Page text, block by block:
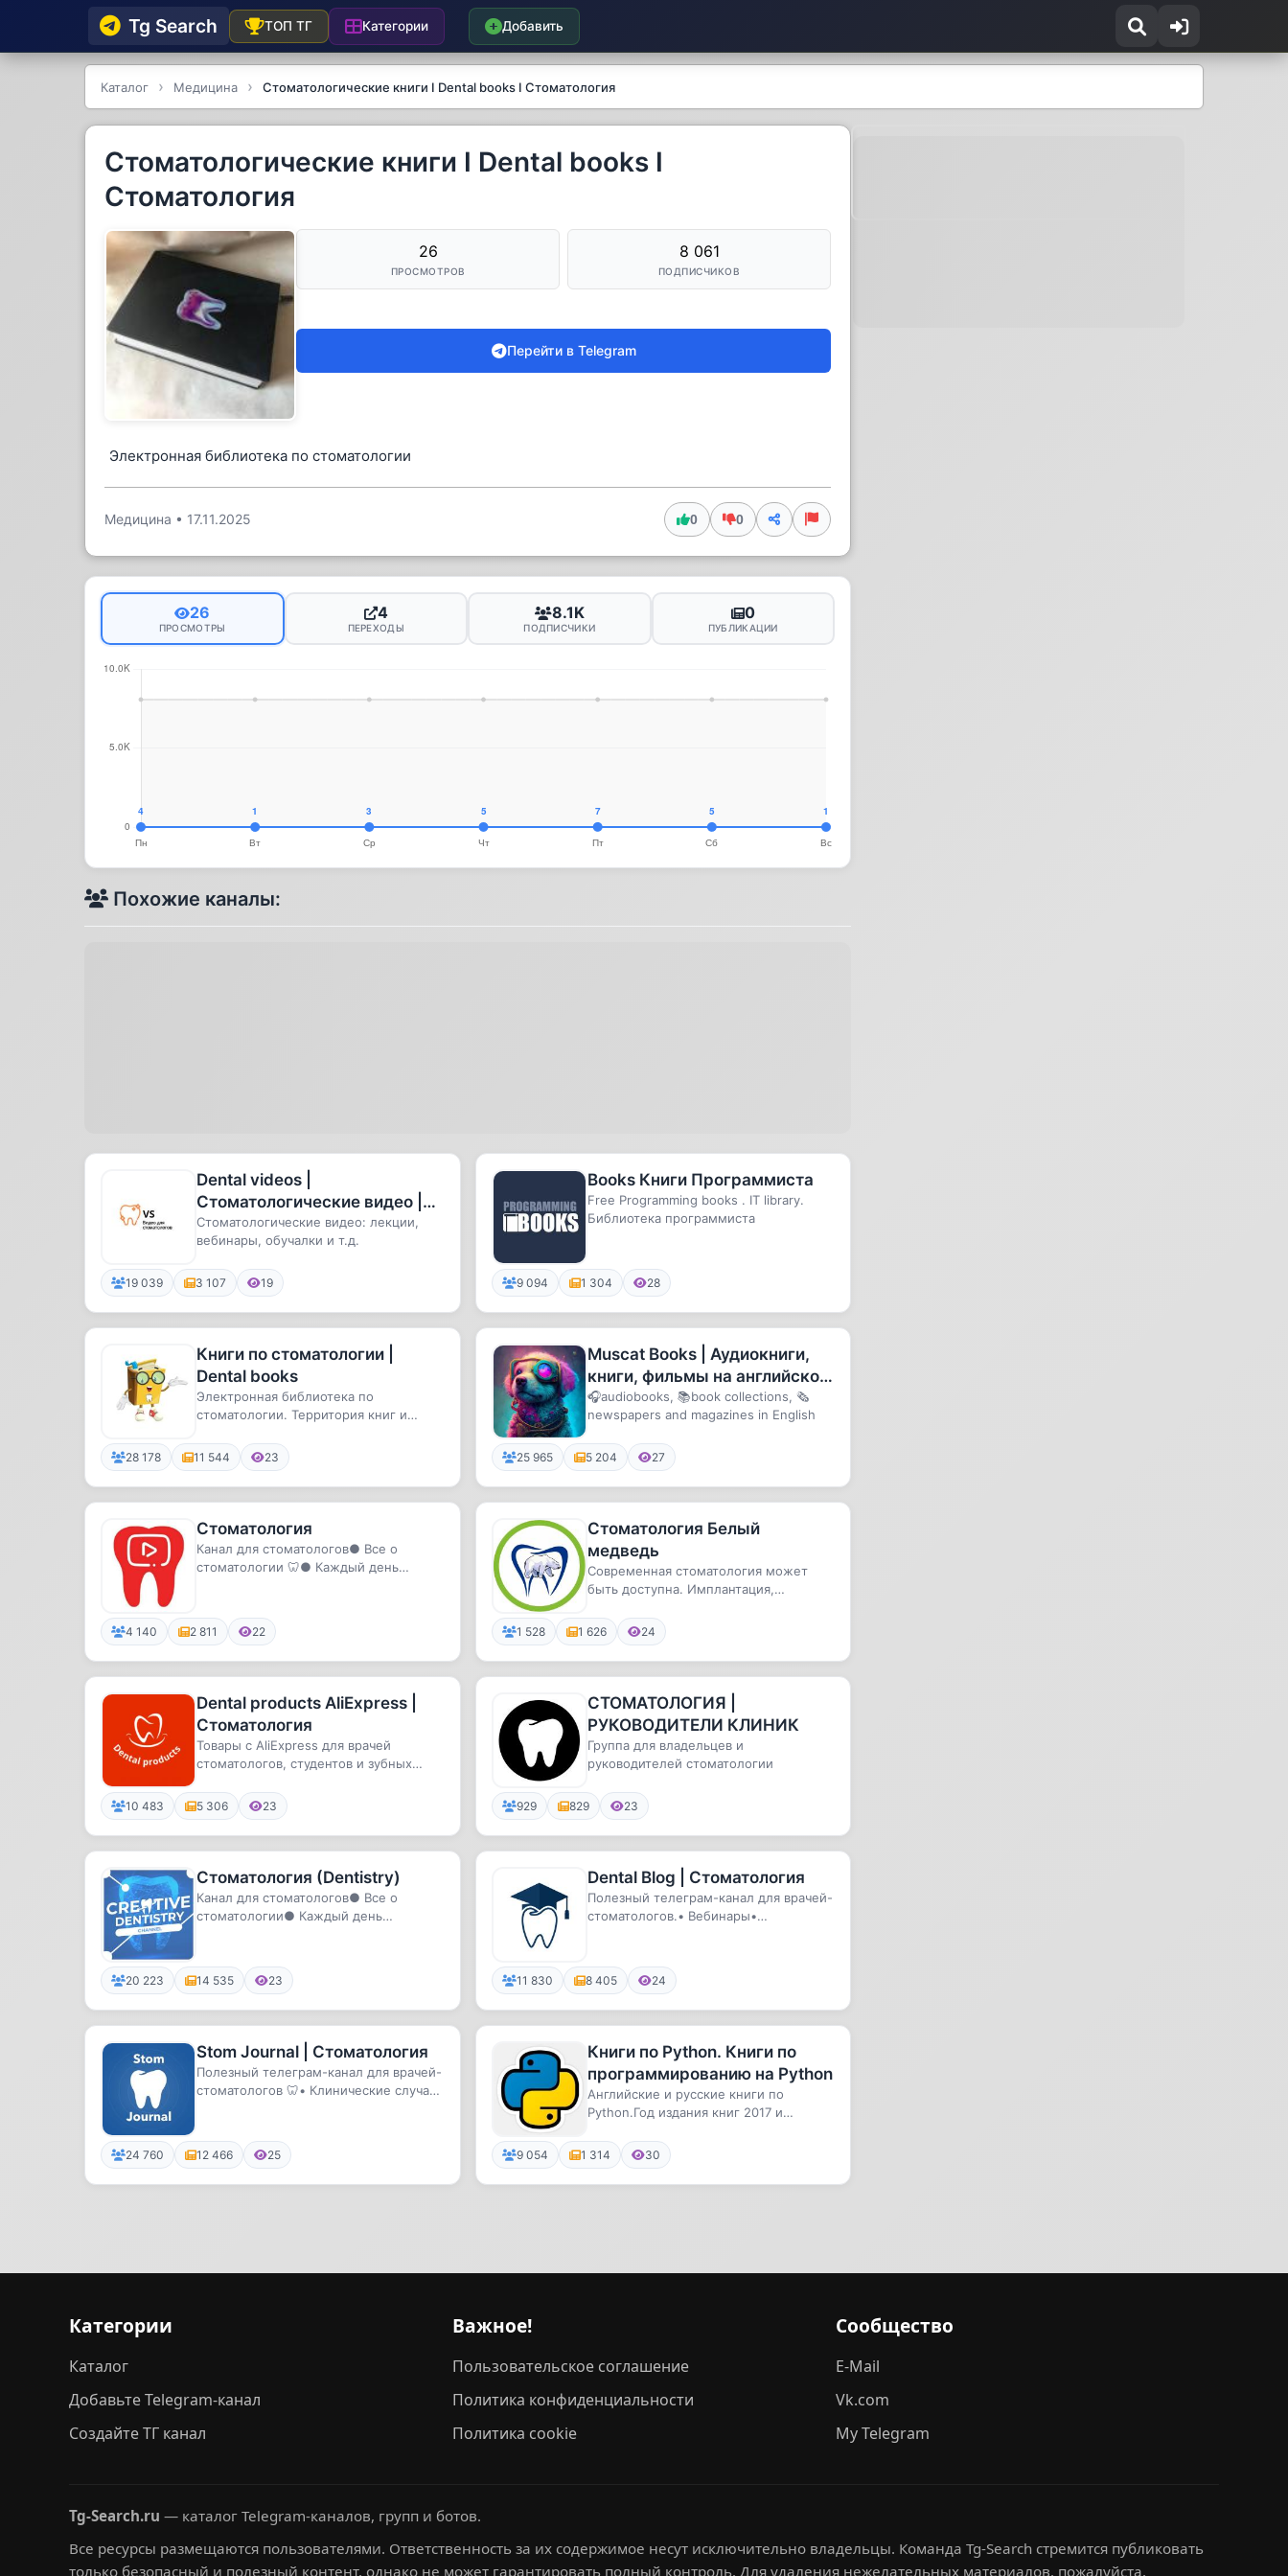
Tg Searсh ТОП ТГ Категории Добавить
Каталог Медицина Стоматологические книги I Dental books I Стоматология
Стоматологические книги I Dental books I
Стоматология
26
ПРОСМОТРОВ
8 061
ПОДПИСЧИКОВ
Перейти в Telegram
Электронная библиотека по стоматологии
Медицина • 17.11.2025 0 0
26
ПРОСМОТРЫ
4
ПЕРЕХОДЫ
8.1K
ПОДПИСЧИКИ
0
ПУБЛИКАЦИИ
Похожие каналы:
Dental videos |
Стоматологические видео |
Стоматология
Стоматологические видео: лекции,
вебинары, обучалки и т.д.
19 039 3 107 19
Books Книги Программиста
Free Programming books . IT library.
Библиотека программиста
9 094 1 304 28
Книги по стоматологии |
Dental books
Электронная библиотека по
стоматологии. Территория книг и
28 178 11 544 23
Muscat Books | Аудиокниги,
книги, фильмы на английском
/ The Economist
🎧audiobooks, 📚book collections, 🗞
newspapers and magazines in English
25 965 5 204 27
Стоматология
Канал для стоматологов● Все о
стоматологии 🦷● Каждый день
4 140 2 811 22
Стоматология Белый
медведь
Современная стоматология может
быть доступна. Имплантация,
бреке...
1 528 1 626 24
Dental products AliExpress |
Стоматология
Товары с AliExpress для врачей
стоматологов, студентов и зубных
10 483 5 306 23
СТОМАТОЛОГИЯ |
РУКОВОДИТЕЛИ КЛИНИК
Группа для владельцев и
руководителей стоматологии
929 829 23
Стоматология (Dentistry)
Канал для стоматологов● Все о
стоматологии● Каждый день
20 223 14 535 23
Dental Blog | Стоматология
Полезный телеграм-канал для врачей-
стоматологов.• Вебинары•
11 830 8 405 24
Stom Journal | Стоматология
Полезный телеграм-канал для врачей-
стоматологов 🦷• Клинические случаи
24 760 12 466 25
Книги по Python. Книги по
программированию на Python
Английские и русские книги по
Python.Год издания книг 2017 и
умнее
9 054 1 314 30
Категории
Каталог
Добавьте Telegram-канал
Создайте ТГ канал
Важное!
Пользовательское соглашение
Политика конфиденциальности
Политика cookie
Сообщество
E-Mail
Vk.com
My Telegram
Tg-Search.ru — каталог Telegram-каналов, групп и ботов.
Все ресурсы размещаются пользователями. Ответственность за их содержимое несут исключительно владельцы. Команда Tg-Search стремится публиковать
только безопасный и полезный контент, однако не может гарантировать полный контроль. Для удаления нежелательных материалов, пожалуйста,